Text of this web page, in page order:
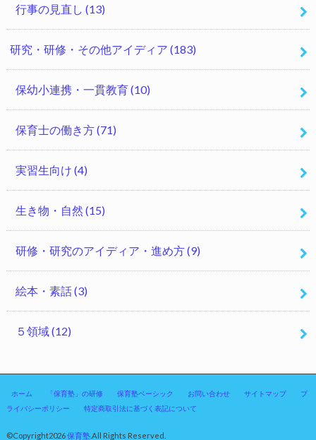
行事の見直し (13)
研究・研修・その他アイディア (183)
保幼小連携・一貫教育(10)
保育士の働き方(71)
実習生向け (4)
生き物・自然 (15)
研修・研究のアイディア・進め方(9)
絵本・素話(3)
５領域(12)
ホーム 「保育塾」の研修 保育塾ベーシック お問い合わせ サイトマップ
プ
ライバシーポリシー
特定商取引法に基づく表記について
©Copyright2026保育塾.All Rights Reserved.